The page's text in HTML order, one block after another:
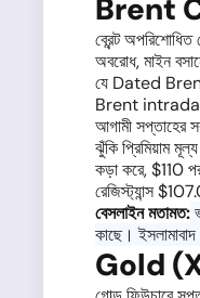
Brent
ব্রেন্ট
অবরোধ, মাইন
যে Dated Brent
Brent intraday
আগামী সপ্তাহের
ঝুঁকি প্রিমিয়াম
কড়া করে, $110
রেজিস্ট্যান্স
বেসলাইন মতামত:
কাছে।
Gold